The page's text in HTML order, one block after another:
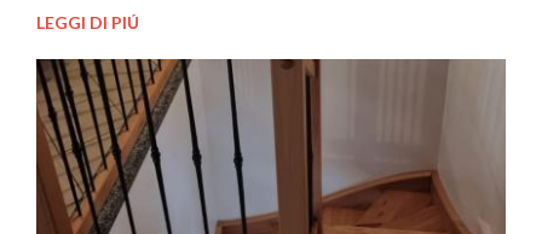
LEGGI DI PIÚ